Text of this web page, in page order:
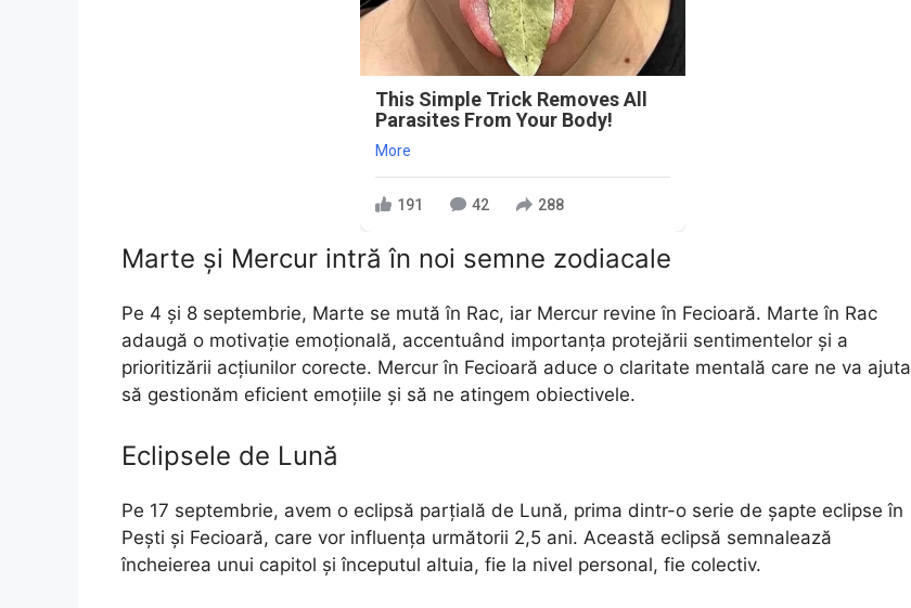
This Simple Trick Removes All
Parasites From Your Body!
More
191 42 288
Marte și Mercur intră în noi semne zodiacale
Pe 4 și 8 septembrie, Marte se mută în Rac, iar Mercur revine în Fecioară. Marte în Rac
adaugă o motivație emoțională, accentuând importanța protejării sentimentelor și a
prioritizării acțiunilor corecte. Mercur în Fecioară aduce o claritate mentală care ne va ajuta
să gestionăm eficient emoțiile și să ne atingem obiectivele.
Eclipsele de Lună
Pe 17 septembrie, avem o eclipsă parțială de Lună, prima dintr-o serie de șapte eclipse în
Pești și Fecioară, care vor influența următorii 2,5 ani. Această eclipsă semnalează
încheierea unui capitol și începutul altuia, fie la nivel personal, fie colectiv.